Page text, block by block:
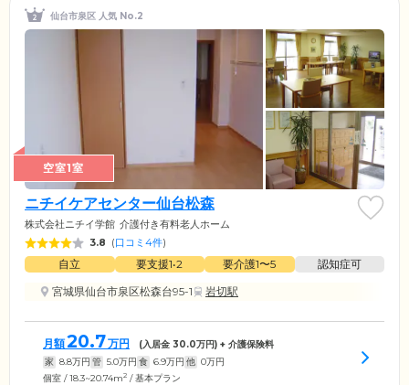
仙台市泉区 人気 No.2
空室1室
ニチイケアセンター仙台松森
株式会社ニチイ学館 介護付き有料老人ホーム
3.8 (口コミ4件)
自立 要支援1•2 要介護1〜5
認知症可
宮城県仙台市泉区松森台95-1
岩切駅
月額20.7万円 (入居金 30.0万円) + 介護保険料
家 8.8万円 管 5.0万円 食 6.9万円 他 0万円
個室 / 18.3~20.74m2 / 基本プラン